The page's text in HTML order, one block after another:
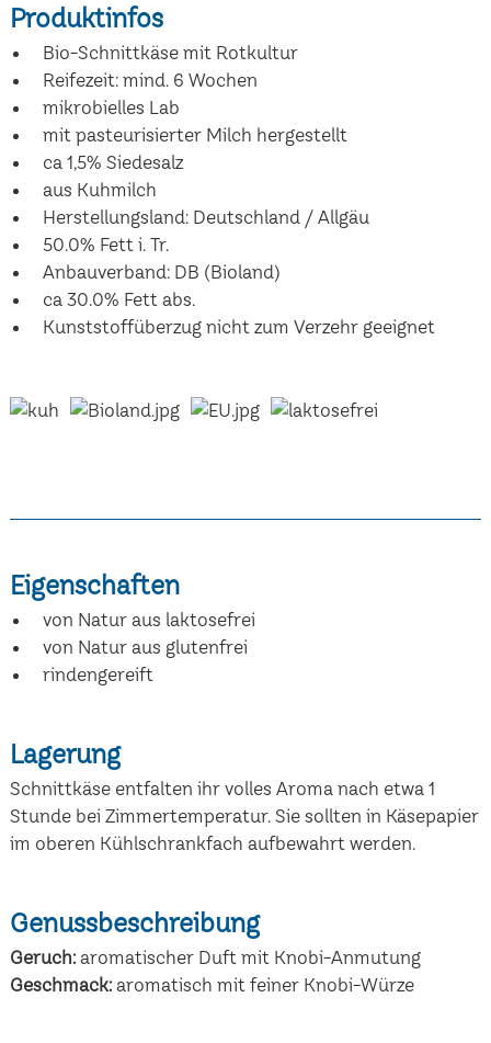
Produktinfos
Bio-Schnittkäse mit Rotkultur
Reifezeit: mind. 6 Wochen
mikrobielles Lab
mit pasteurisierter Milch hergestellt
ca 1,5% Siedesalz
aus Kuhmilch
Herstellungsland: Deutschland / Allgäu
50.0% Fett i. Tr.
Anbauverband: DB (Bioland)
ca 30.0% Fett abs.
Kunststoffüberzug nicht zum Verzehr geeignet
Eigenschaften
von Natur aus laktosefrei
von Natur aus glutenfrei
rindengereift
Lagerung
Schnittkäse entfalten ihr volles Aroma nach etwa 1
Stunde bei Zimmertemperatur. Sie sollten in Käsepapier
im oberen Kühlschrankfach aufbewahrt werden.
Genussbeschreibung
Geruch:aromatischer Duft mit Knobi-Anmutung
Geschmack:aromatisch mit feiner Knobi-Würze